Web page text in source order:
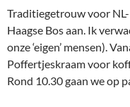
Traditiegetrouw voor
Haagse Bos aan. Ik
onze ‘eigen’ mensen).
Poffertjeskraam voor
Rond 10.30 gaan we op